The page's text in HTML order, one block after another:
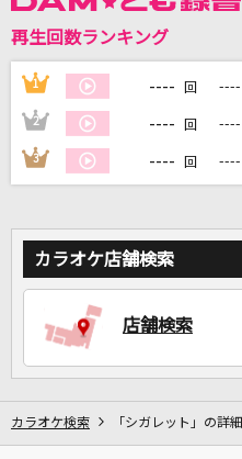
再生回数ランキング
1 ---- 回 ----
2 ---- 回 ----
3 ---- 回 ----
カラオケ店舗検索
店舗検索
カラオケ検索 「シガレット」の詳細